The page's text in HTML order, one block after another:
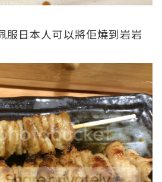
服日本人可以將佢燒到岩岩